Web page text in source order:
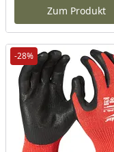
Zum Produkt
-28%